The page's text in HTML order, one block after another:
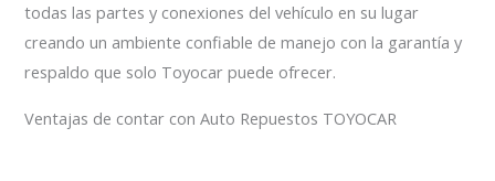
todas las partes y conexiones del vehículo en su lugar
creando un ambiente confiable de manejo con la garantía y
respaldo que solo Toyocar puede ofrecer.
Ventajas de contar con Auto Repuestos TOYOCAR